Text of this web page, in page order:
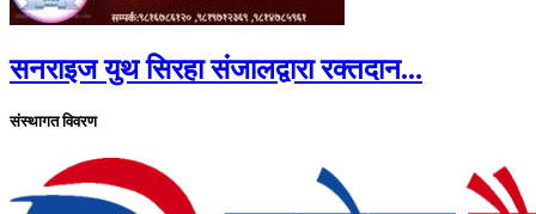
सनराइज युथ सिरहा संजालद्वारा रक्तदान...
संस्थागत विवरण